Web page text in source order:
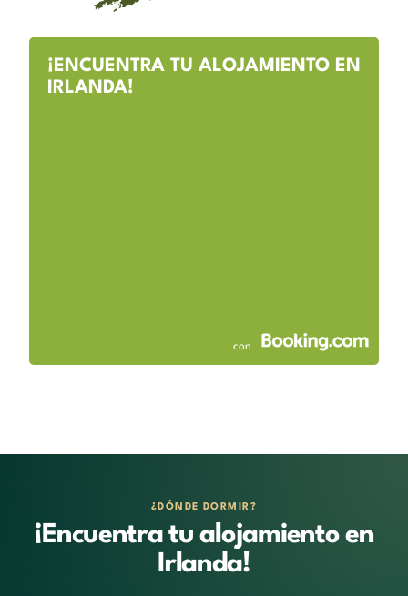
¡ENCUENTRA TU ALOJAMIENTO EN
IRLANDA!
con
¿DÓNDE DORMIR?
¡Encuentra tu alojamiento en
Irlanda!